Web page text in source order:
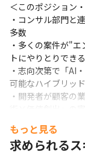
＜このポジション
・コンサル部門と
多数
・多くの案件が"
トにやりとりでき
・志向次第で「AI
可能なハイブリッ
・開発者が顧客の
＜募集背景＞
当社アミフィアブ
もっと見る
求められる